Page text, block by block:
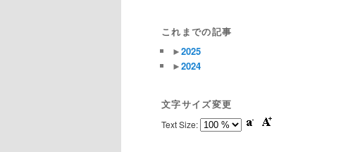
これまでの記事
►2025
►2024
文字サイズ変更
Text Size: